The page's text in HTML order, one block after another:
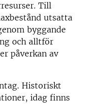
Till
utsatta
byggande
och alltför
påverkan av
Historiskt
idag finns